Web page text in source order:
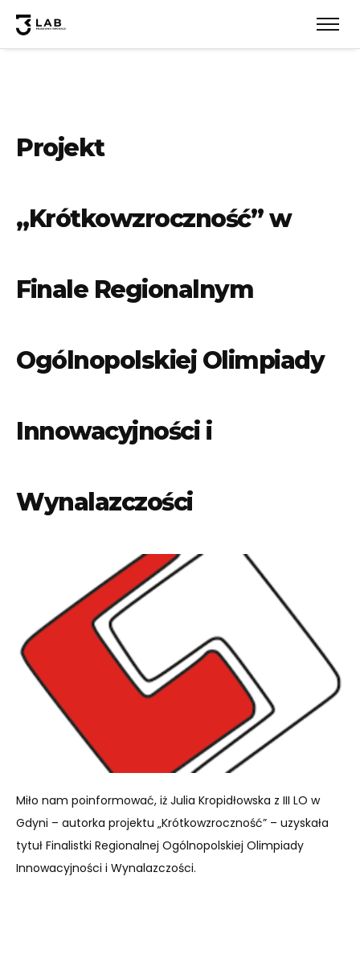
Projekt
„Krótkowzroczność” w
Finale Regionalnym
Ogólnopolskiej Olimpiady
Innowacyjności i
Wynalazczości
Miło nam poinformować, iż Julia Kropidłowska z III LO w
Gdyni – autorka projektu „Krótkowzroczność” – uzyskała
tytuł Finalistki Regionalnej Ogólnopolskiej Olimpiady
Innowacyjności i Wynalazczości.